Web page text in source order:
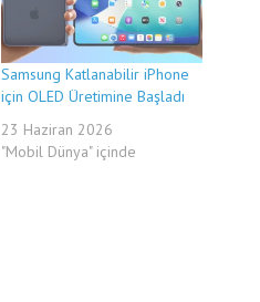
Samsung Katlanabilir iPhone
için OLED Üretimine Başladı
23 Haziran 2026
"Mobil Dünya" içinde